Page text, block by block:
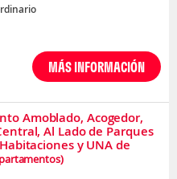
MÁS INFORMACIÓN
Amoblado, Acogedor,
Al Lado de Parques
y UNA de